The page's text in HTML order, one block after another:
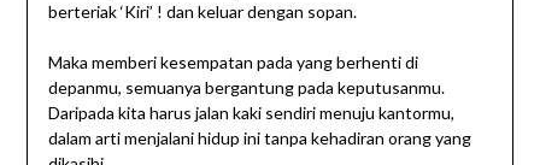
berteriak ‘Kiri’ ! dan keluar dengan sopan.
Maka memberi kesempatan pada yang berhenti di
depanmu, semuanya bergantung pada keputusanmu.
Daripada kita harus jalan kaki sendiri menuju kantormu,
dalam arti menjalani hidup ini tanpa kehadiran orang yang